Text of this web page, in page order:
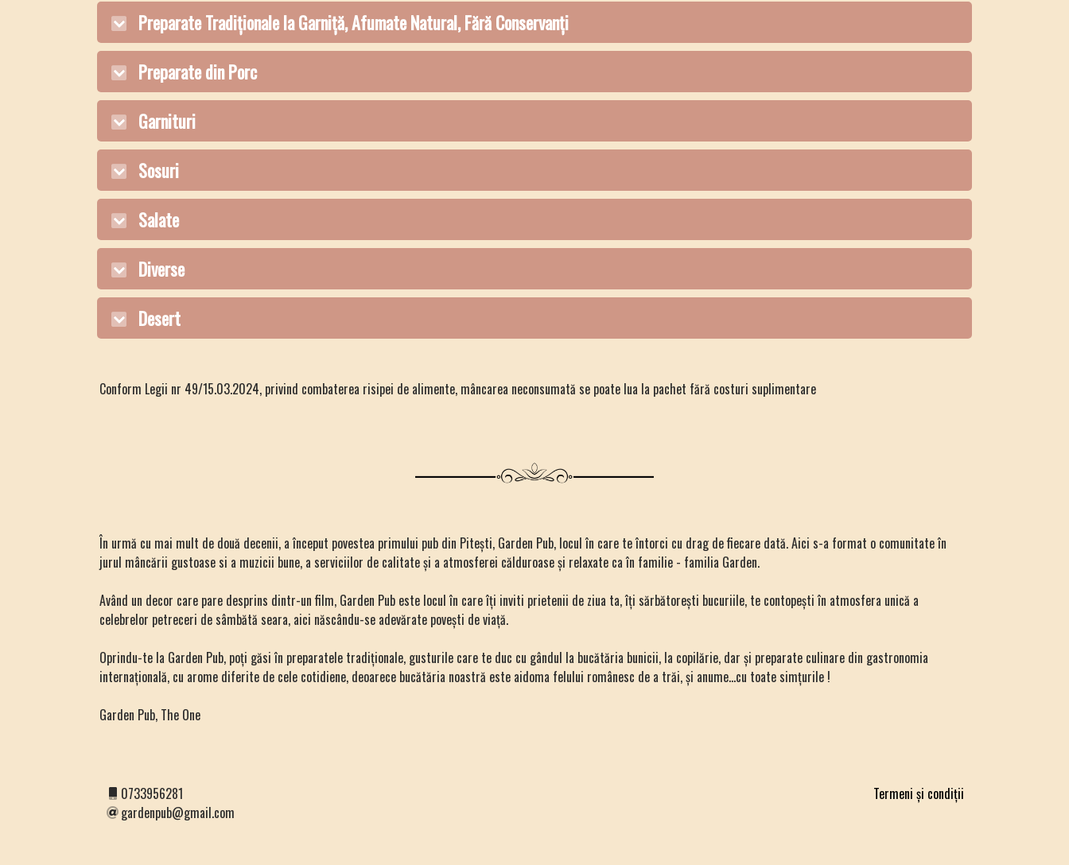
Preparate Tradiționale la Garniță, Afumate Natural, Fără Conservanți
Preparate din Porc
Garnituri
Sosuri
Salate
Diverse
Desert
Conform Legii nr 49/15.03.2024, privind combaterea risipei de alimente, mâncarea neconsumată se poate lua la pachet fără costuri suplimentare
În urmă cu mai mult de două decenii, a început povestea primului pub din Pitești, Garden Pub, locul în care te întorci cu drag de fiecare dată. Aici s-a format o comunitate în
jurul mâncării gustoase si a muzicii bune, a serviciilor de calitate și a atmosferei călduroase și relaxate ca în familie - familia Garden.
Având un decor care pare desprins dintr-un film, Garden Pub este locul în care îți inviti prietenii de ziua ta, îți sărbătorești bucuriile, te contopești în atmosfera unică a
celebrelor petreceri de sâmbătă seara, aici născându-se adevărate povești de viață.
Oprindu-te la Garden Pub, poți găsi în preparatele tradiționale, gusturile care te duc cu gândul la bucătăria bunicii, la copilărie, dar și preparate culinare din gastronomia
internațională, cu arome diferite de cele cotidiene, deoarece bucătăria noastră este aidoma felului românesc de a trăi, și anume...cu toate simțurile !
Garden Pub, The One
0733956281
gardenpub@gmail.com
Termeni și condiții